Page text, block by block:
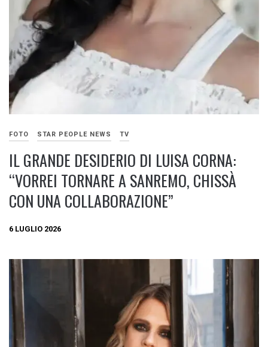
FOTO STAR PEOPLE NEWS TV
IL GRANDE DESIDERIO DI LUISA CORNA:
“VORREI TORNARE A SANREMO, CHISSÀ
CON UNA COLLABORAZIONE”
6 LUGLIO 2026